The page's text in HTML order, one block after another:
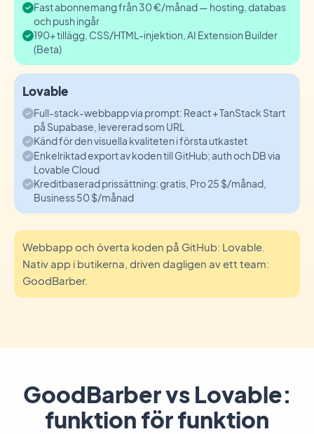
Fast abonnemang från 30 €/månad — hosting, databas
och push ingår
190+ tillägg, CSS/HTML-injektion, AI Extension Builder
(Beta)
Lovable
Full-stack-webbapp via prompt: React + TanStack Start
på Supabase, levererad som URL
Känd för den visuella kvaliteten i första utkastet
Enkelriktad export av koden till GitHub; auth och DB via
Lovable Cloud
Kreditbaserad prissättning: gratis, Pro 25 $/månad,
Business 50 $/månad
Webbapp och överta koden på GitHub: Lovable.
Nativ app i butikerna, driven dagligen av ett team:
GoodBarber.
GoodBarber vs Lovable:
funktion för funktion